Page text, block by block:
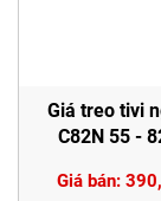
Giá treo tivi
C82N 55 -
Giá bán: